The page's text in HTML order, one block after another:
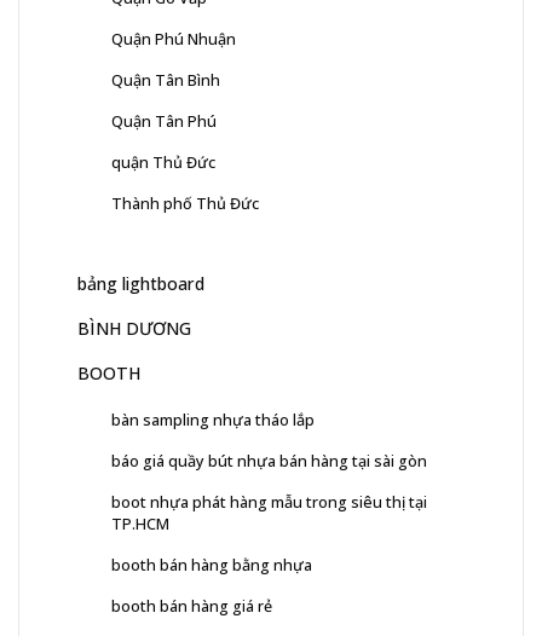
Quận Phú Nhuận
Quận Tân Bình
Quận Tân Phú
quận Thủ Đức
Thành phố Thủ Đức
bảng lightboard
BÌNH DƯƠNG
BOOTH
bàn sampling nhựa tháo lắp
báo giá quầy bút nhựa bán hàng tại sài gòn
boot nhựa phát hàng mẫu trong siêu thị tại
TP.HCM
booth bán hàng bằng nhựa
booth bán hàng giá rẻ